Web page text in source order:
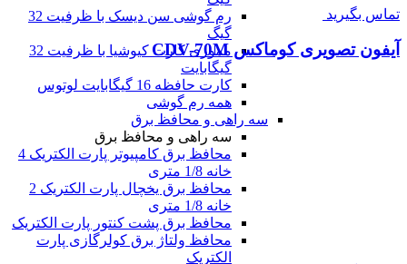
رم گوشی سن دیسک با ظرفیت 32
گیگ
مموری کارت کیوشیا با ظرفیت 32
گیگابایت
کارت حافظه 16 گیگابایت لوتوس
همه رم گوشی
سه راهی و محافظ برق
سه راهی و محافظ برق
محافظ برق کامپیوتر پارت الکتریک 4
خانه 1/8 متری
محافظ برق یخچال پارت الکتریک 2
خانه 1/8 متری
محافظ برق پشت کنتور پارت الکتریک
محافظ ولتاژ برق کولرگازی پارت
الکتریک
تماس بگیرید
آیفون تصویری کوماکس CDV-70M